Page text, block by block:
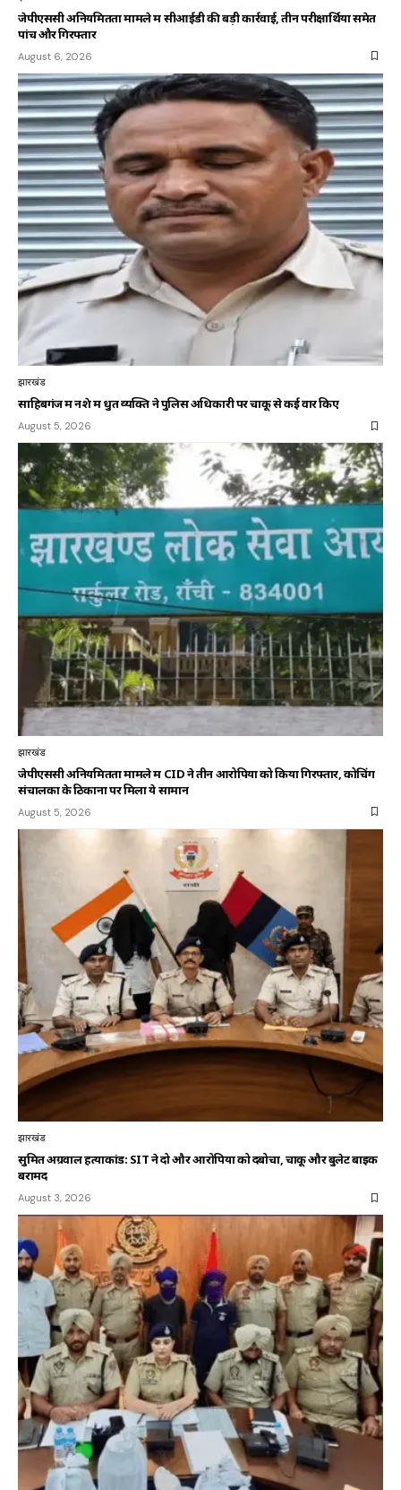
जेपीएससी अनियमितता मामले में सीआईडी की बड़ी कार्रवाई, तीन परीक्षार्थियों समेत
पांच और गिरफ्तार
August 6, 2026
झारखंड
साहिबगंज में नशे में धुत व्यक्ति ने पुलिस अधिकारी पर चाकू से कई वार किए
August 5, 2026
झारखंड
जेपीएससी अनियमितता मामले में CID ने तीन आरोपियों को किया गिरफ्तार, कोचिंग
संचालकों के ठिकानों पर मिला ये सामान
August 5, 2026
झारखंड
सुमित अग्रवाल हत्याकांड: SIT ने दो और आरोपियों को दबोचा, चाकू और बुलेट बाइक
बरामद
August 3, 2026